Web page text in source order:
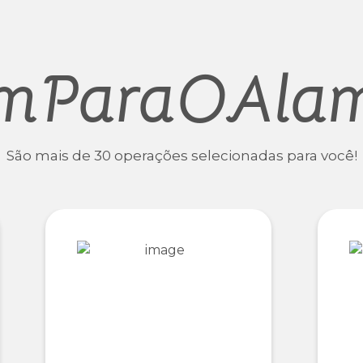
São mais de 30 operações selecionadas para você!